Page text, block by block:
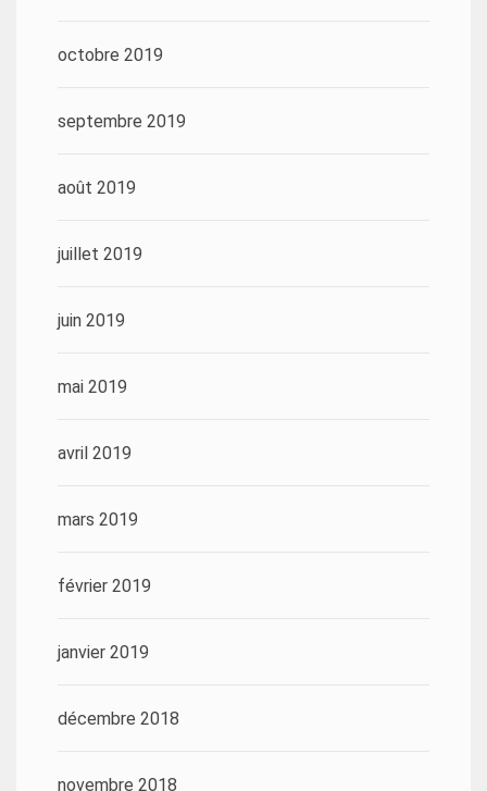
octobre 2019
septembre 2019
août 2019
juillet 2019
juin 2019
mai 2019
avril 2019
mars 2019
février 2019
janvier 2019
décembre 2018
novembre 2018